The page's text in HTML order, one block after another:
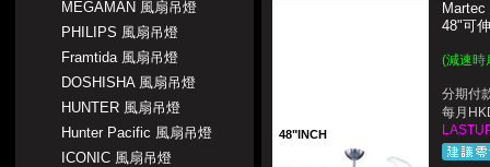
MEGAMAN 風扇吊燈
PHILIPS 風扇吊燈
Framtida 風扇吊燈
DOSHISHA 風扇吊燈
HUNTER 風扇吊燈
Hunter Pacific 風扇吊燈
ICONIC 風扇吊燈
48"INCH
Martec
48"可
(減速時
分期付
每月